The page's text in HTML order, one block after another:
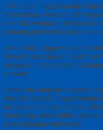
Produsen Toga Wisuda
Sebaliknya, Anda masih
memilih vendor profesional.
peluang pembelian dalam
Di sisi lain, toga wisuda
dengan wisudawan dalam
anggaran tetap terkendali
mewah.
Selain itu, banyak supplier
komplit. Pabrik Toga Wisuda
ini biasanya hadir dengan
karena itu, Anda tidak perlu
perlengkapan tambahan.